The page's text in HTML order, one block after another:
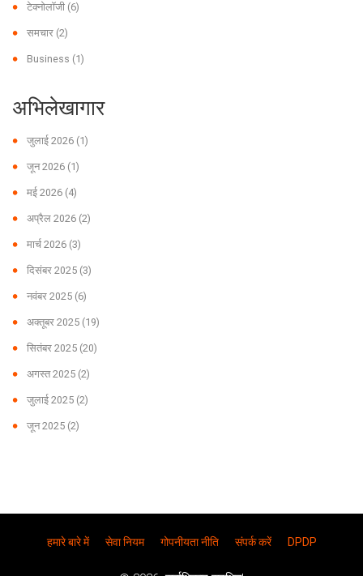
टेक्नोलॉजी (6)
समचार (2)
Business (1)
अभिलेखागार
जुलाई 2026 (1)
जून 2026 (1)
मई 2026 (4)
अप्रैल 2026 (2)
मार्च 2026 (3)
दिसंबर 2025 (3)
नवंबर 2025 (6)
अक्तूबर 2025 (19)
सितंबर 2025 (20)
अगस्त 2025 (2)
जुलाई 2025 (2)
जून 2025 (2)
हमारे बारे में सेवा नियम गोपनीयता नीति संपर्क करें DPDP